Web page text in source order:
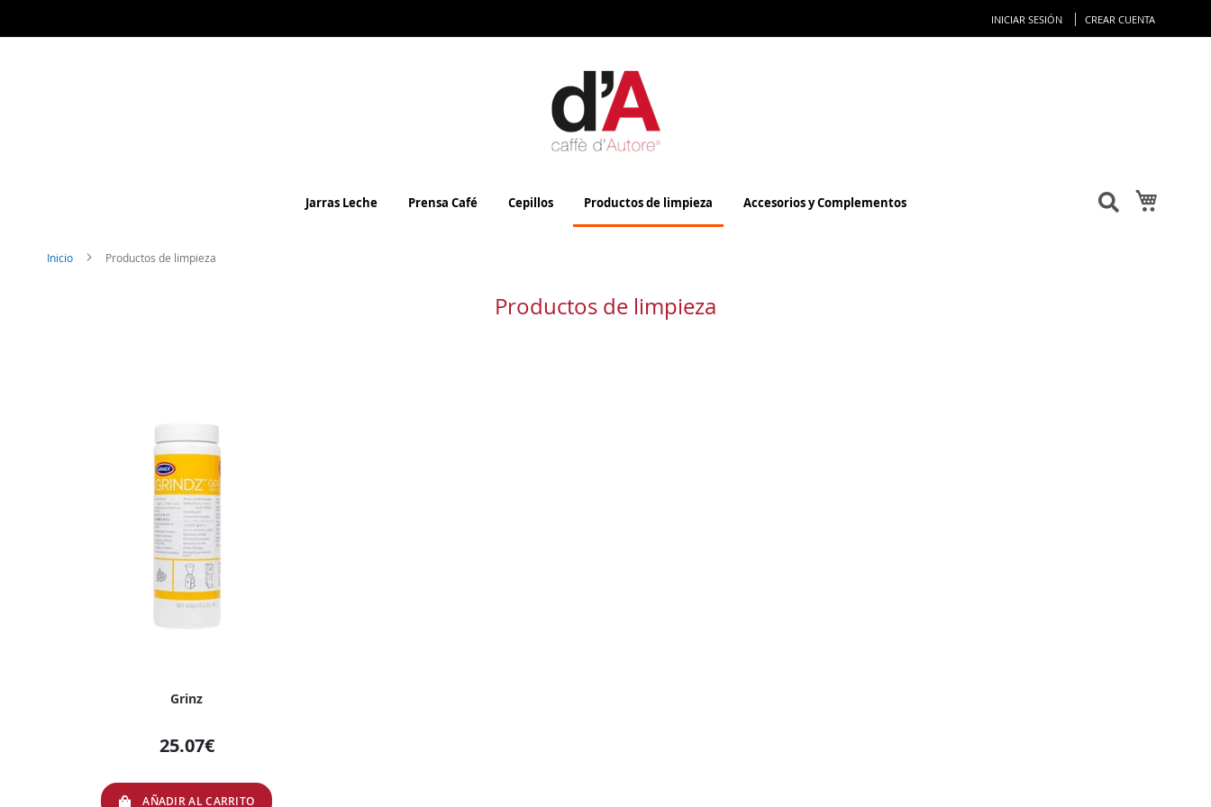
INICIAR SESIÓN CREAR CUENTA
al
Jarras Leche Prensa Café Cepillos Productos de limpieza Accesorios y Complementos
Inicio Productos de limpieza
Productos de limpieza
Grinz
25.07€
AÑADIR AL CARRITO